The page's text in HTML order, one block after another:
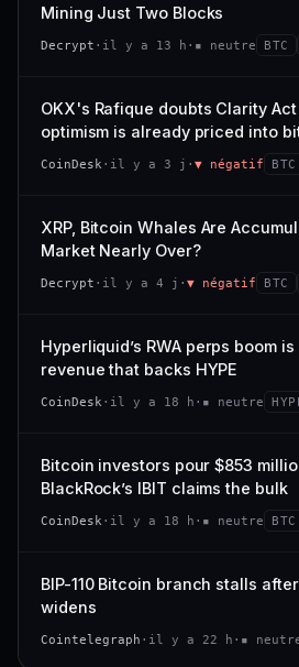
CONFIANCE
VAR. 7 J
−3,0 %
CONFIANCE
; prix collé au bas de son range 7 j
momentum 24 h dégradé (−2,7 %).
21,1 Md$ 3,8
0,0 % −3,2
−5,6 % #9
CONFIANCE
Mining Just Two Blocks
Decrypt · il y a 13 h · ▪ neutre BTC
OKX's Rafique doubts Clarity
optimism is already priced into
CoinDesk · il y a 3 j · ▼ négatif BTC
XRP, Bitcoin Whales Are
Market Nearly Over?
Decrypt · il y a 4 j · ▼ négatif BTC
Hyperliquid’s RWA perps boom
revenue that backs HYPE
CoinDesk · il y a 18 h · ▪ neutre
Bitcoin investors pour $853
BlackRock’s IBIT claims the bulk
CoinDesk · il y a 18 h · ▪ neutre BTC
BIP-110 Bitcoin branch stalls
widens
Cointelegraph · il y a 22 h · ▪